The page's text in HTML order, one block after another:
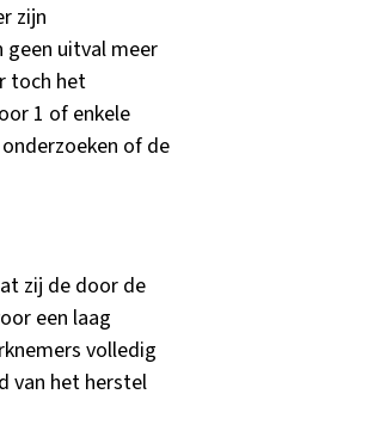
zijn
geen uitval meer
toch het
1 of enkele
of de
zij de door de
een laag
volledig
van het herstel